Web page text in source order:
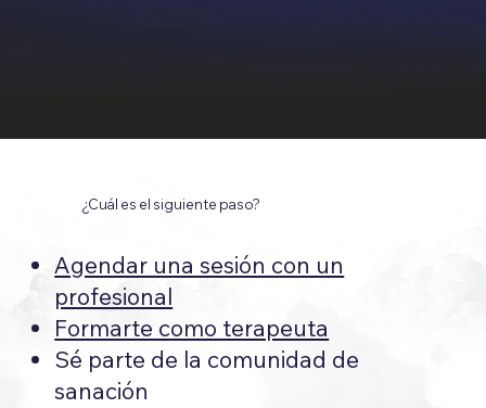
¿Cuál es el siguiente paso?
Agendar una sesión con un
profesional
Formarte como terapeuta
Sé parte de la comunidad de
sanación